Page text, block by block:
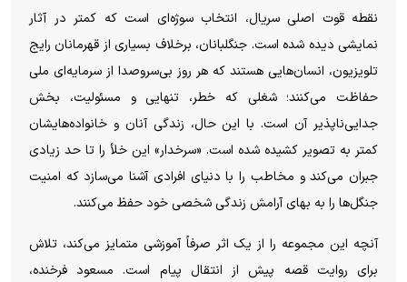
نقطه قوت اصلی سریال، انتخاب سوژه‌ای است که کمتر در آثار
نمایشی دیده شده است. جنگلبانان، برخلاف بسیاری از قهرمانان رایج
تلویزیون، انسان‌هایی هستند که هر روز بی‌سروصدا از سرمایه‌ای ملی
حفاظت می‌کنند؛ شغلی که خطر، تنهایی و مسئولیت، بخش
جدایی‌ناپذیر آن است. با این حال، زندگی آنان و خانواده‌هایشان
کمتر به تصویر کشیده شده است. «سرخدار» این خلأ را تا حد زیادی
جبران می‌کند و مخاطب را با دنیای افرادی آشنا می‌سازد که امنیت
جنگل‌ها را به بهای آرامش زندگی شخصی خود حفظ می‌کنند.
آنچه این مجموعه را از یک اثر صرفاً آموزشی متمایز می‌کند، تلاش
برای روایت قصه پیش از انتقال پیام است. مسعود فرخنده،